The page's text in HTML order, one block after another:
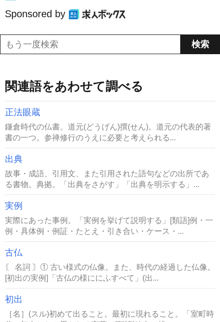
Sponsored by
関連語をあわせて調べる
正法眼蔵
鎌倉時代の仏書。道元(どうげん)撰(せん)。道元の代表的著
書の一つ。参禅修行のうえに必要と考えられる...
出典
故事・成語、引用文、また引用された語句などの出所であ
る書物。典拠。「出典をさがす」「出典を明示する」...
実例
実際にあった事例。「実例を挙げて説明する」[類語]例・一
例・具体例・例証・たとえ・引き合い・ケース・...
古仏
〘 名詞 〙① 古い様式の仏像。また、時代の経過した仏像。
[初出の実例]「古仏の様ににふすべて」(出...
初出
［名］(スル)初めて出ること。最初に現れること。「室町時